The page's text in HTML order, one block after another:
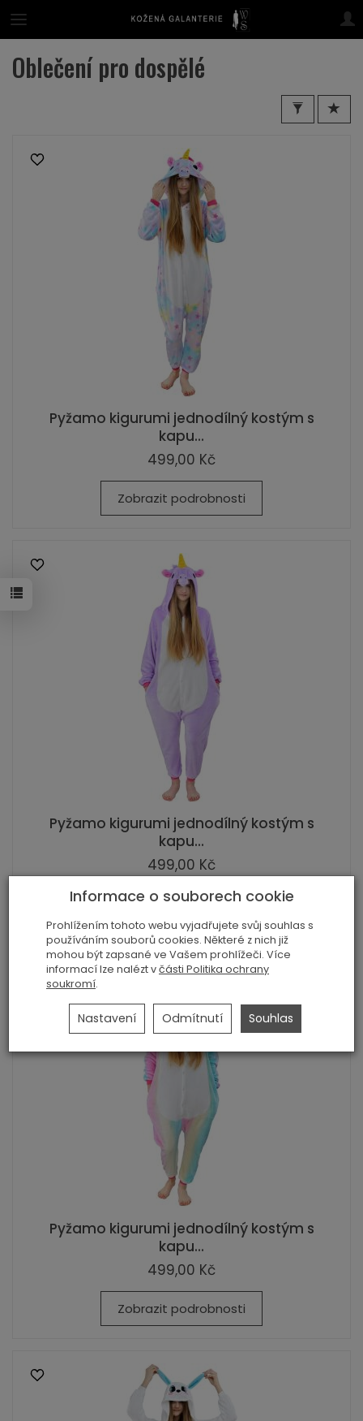
Oblečení pro dospělé
Pyžamo kigurumi jednodílný kostým s
kapu...
499,00 Kč
Zobrazit podrobnosti
Pyžamo kigurumi jednodílný kostým s
kapu...
499,00 Kč
Zobrazit podrobnosti
Pyžamo kigurumi jednodílný kostým s
kapu...
499,00 Kč
Zobrazit podrobnosti
Informace o souborech cookie
Prohlížením tohoto webu vyjadřujete svůj souhlas s
používáním souborů cookies. Některé z nich již
mohou být zapsané ve Vašem prohlížeči. Více
informací lze nalézt včásti Politika ochrany
soukromí.
Nastavení Odmítnutí Souhlas